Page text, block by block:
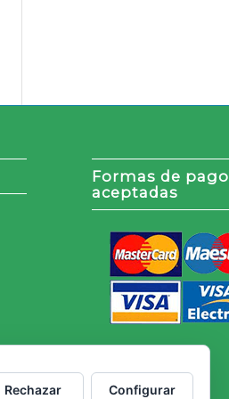
Formas de pago
aceptadas
Rechazar Configurar